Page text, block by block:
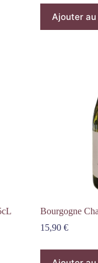
Ajouter
Bourgogne
15,90 €